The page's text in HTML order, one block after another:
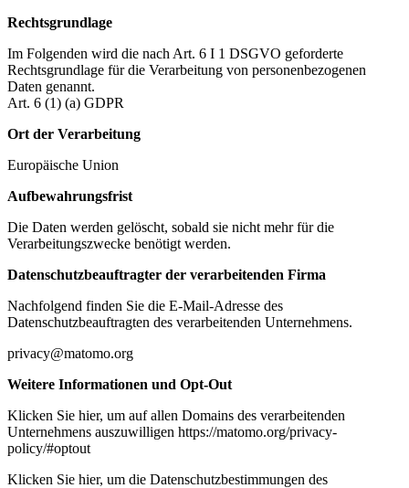
Rechtsgrundlage
Im Folgenden wird die nach Art. 6 I 1 DSGVO geforderte
Rechtsgrundlage für die Verarbeitung von personenbezogenen
Daten genannt.
Art. 6 (1) (a) GDPR
Ort der Verarbeitung
Europäische Union
Aufbewahrungsfrist
Die Daten werden gelöscht, sobald sie nicht mehr für die
Verarbeitungszwecke benötigt werden.
Datenschutzbeauftragter der verarbeitenden Firma
Nachfolgend finden Sie die E-Mail-Adresse des
Datenschutzbeauftragten des verarbeitenden Unternehmens.
privacy@matomo.org
Weitere Informationen und Opt-Out
Klicken Sie hier, um auf allen Domains des verarbeitenden
Unternehmens auszuwilligen https://matomo.org/privacy-
policy/#optout
Klicken Sie hier, um die Datenschutzbestimmungen des